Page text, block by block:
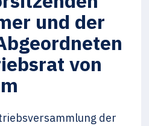
und der
von
der